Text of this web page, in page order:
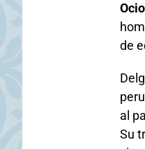
de
al
Su